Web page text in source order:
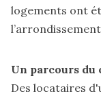
logements ont
Un parcours du
Des locataires